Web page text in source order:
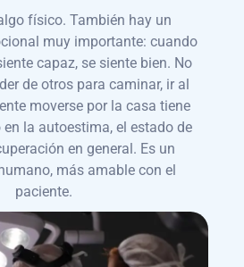
físico. También hay un
muy importante: cuando
capaz, se siente bien. No
de otros para caminar, ir al
moverse por la casa tiene
la autoestima, el estado de
en general. Es un
más amable con el
paciente.